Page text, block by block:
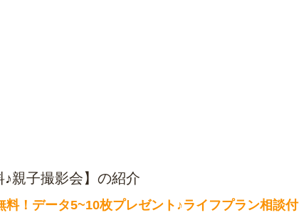
親子撮影会】の紹介
！データ5~10枚プレゼント♪ライフプラン相談付